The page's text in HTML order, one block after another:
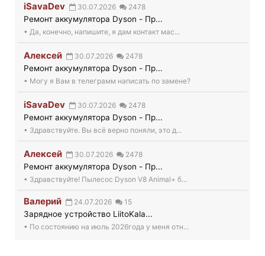
iSavaDev 30.07.2026 2478
Ремонт аккумулятора Dyson - Пр...
• Да, конечно, напишите, я дам контакт мас...
Алексей 30.07.2026 2478
Ремонт аккумулятора Dyson - Пр...
• Могу я Вам в телеграмм написать по замене?
iSavaDev 30.07.2026 2478
Ремонт аккумулятора Dyson - Пр...
• Здравствуйте. Вы всё верно поняли, это д...
Алексей 30.07.2026 2478
Ремонт аккумулятора Dyson - Пр...
• Здравствуйте! Пылесос Dyson V8 Animal+ б...
Валерий 24.07.2026 15
Зарядное устройство LiitoKala...
• По состоянию на июль 2026года у меня отн...